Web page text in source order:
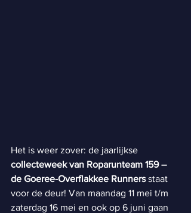
Het is weer zover: de jaarlijkse
collecteweek van Roparunteam 159 –
de Goeree-Overflakkee Runners staat
voor de deur! Van maandag 11 mei t/m
zaterdag 16 mei en ook op 6 juni gaan